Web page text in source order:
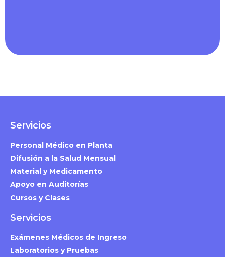
Servicios
Personal Médico en Planta
Difusión a la Salud Mensual
Material y Medicamento
Apoyo en Auditorías
Cursos y Clases
Servicios
Exámenes Médicos de Ingreso
Laboratorios y Pruebas